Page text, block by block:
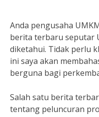
Anda pengusaha
berita terbaru seputar
diketahui. Tidak perlu
ini saya akan
berguna bagi
Salah satu berita
tentang peluncuran